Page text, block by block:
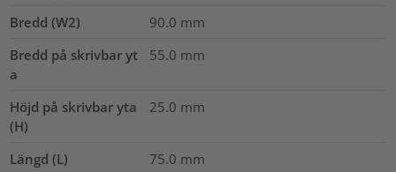
Bredd (W2)
90.0 mm
Bredd på skrivbar yt
a
55.0 mm
Höjd på skrivbar yta
(H)
25.0 mm
Längd (L) 75.0 mm